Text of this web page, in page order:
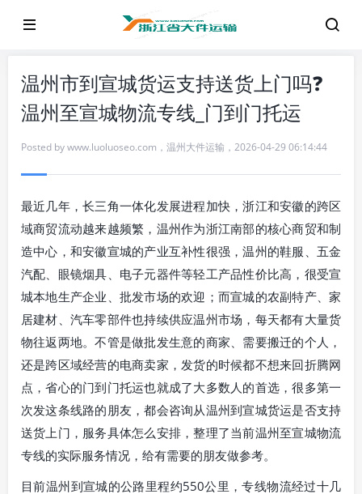
温州市到宣城货运支持送货上门吗❓
温州至宣城物流专线_门到门托运
Posted bywww.luoluoseo.com ， 温州大件运输 ， 2026-04-29 06:14:44
最近几年，长三角一体化发展进程加快，浙江和安徽的跨区
域商贸流动越来越频繁，温州作为浙江南部的核心商贸和制
造中心，和安徽宣城的产业互补性很强，温州的鞋服、五金
汽配、眼镜烟具、电子元器件等轻工产品性价比高，很受宣
城本地生产企业、批发市场的欢迎；而宣城的农副特产、家
居建材、汽车零部件也持续供应温州市场，每天都有大量货
物往返两地。不管是做批发生意的商家、需要搬迁的个人，
还是跨区域经营的电商卖家，发货的时候都不想来回折腾网
点，省心的门到门托运也就成了大多数人的首选，很多第一
次发这条线路的朋友，都会咨询从温州到宣城货运是否支持
送货上门，服务具体怎么安排，整理了当前温州至宣城物流
专线的实际服务情况，给有需要的朋友做参考。
目前温州到宣城的公路里程约550公里，专线物流经过十几